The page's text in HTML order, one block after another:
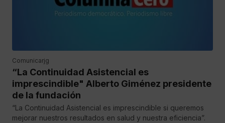
Comunicarjg
“La Continuidad Asistencial es
imprescindible" Alberto Giménez presidente
de la fundación
“La Continuidad Asistencial es imprescindible si queremos
mejorar nuestros resultados en salud y nuestra eficiencia”.